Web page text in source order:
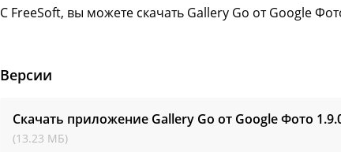
С FreeSoft, вы можете скачать Gallery Go от Google
Версии
Скачать приложение Gallery Go от Google Фото
(13.23 МБ)